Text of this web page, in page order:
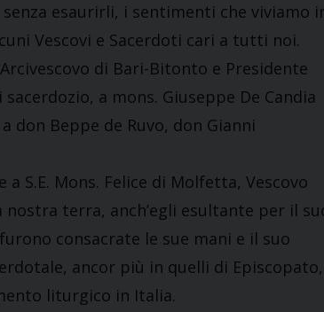
esaurirli, i sentimenti che viviamo
Vescovi e Sacerdoti cari a tutti noi.
di Bari-Bitonto e Presidente
a mons. Giuseppe De Candia
don Beppe de Ruvo, don Gianni
S.E. Mons. Felice di Molfetta, Vescovo
terra, anch’egli esultante per il
consacrate le sue mani e il suo
ancor più in quelli di Episcopato,
liturgico in Italia.